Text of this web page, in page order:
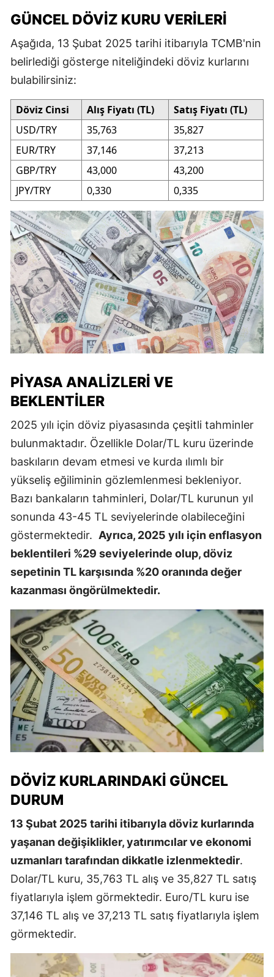
GÜNCEL DÖVIZ KURU VERILERI
Aşağıda, 13 Şubat 2025 tarihi itibarıyla TCMB'nin
belirlediği gösterge niteliğindeki döviz kurlarını
bulabilirsiniz:
Döviz Cinsi Alış Fiyatı (TL)
Satış Fiyatı (TL)
USD/TRY
35,763
35,827
EUR/TRY
37,146
37,213
GBP/TRY
43,000
43,200
JPY/TRY
0,330 0,335
PIYASA ANALIZLERI VE
BEKLENTILER
2025 yılı için döviz piyasasında çeşitli tahminler
bulunmaktadır. Özellikle Dolar/TL kuru üzerinde
baskıların devam etmesi ve kurda ılımlı bir
yükseliş eğiliminin gözlemlenmesi bekleniyor.
Bazı bankaların tahminleri, Dolar/TL kurunun yıl
sonunda 43-45 TL seviyelerinde olabileceğini
göstermektedir. Ayrıca, 2025 yılı için enflasyon
beklentileri %29 seviyelerinde olup, döviz
sepetinin TL karşısında %20 oranında değer
kazanması öngörülmektedir.
DÖVIZ KURLARINDAKI GÜNCEL
DURUM
13 Şubat 2025 tarihi itibarıyla döviz kurlarında
yaşanan değişiklikler, yatırımcılar ve ekonomi
uzmanları tarafından dikkatle izlenmektedir.
Dolar/TL kuru, 35,763 TL alış ve 35,827 TL satış
fiyatlarıyla işlem görmektedir. Euro/TL kuru ise
37,146 TL alış ve 37,213 TL satış fiyatlarıyla işlem
görmektedir.